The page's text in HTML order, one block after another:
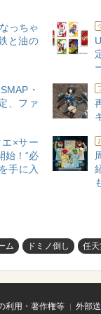
っちゃ
と油の
・
、ファ
×サー
始！“必
手に入
ム ドミノ倒し 任
利用・著作権等 外部